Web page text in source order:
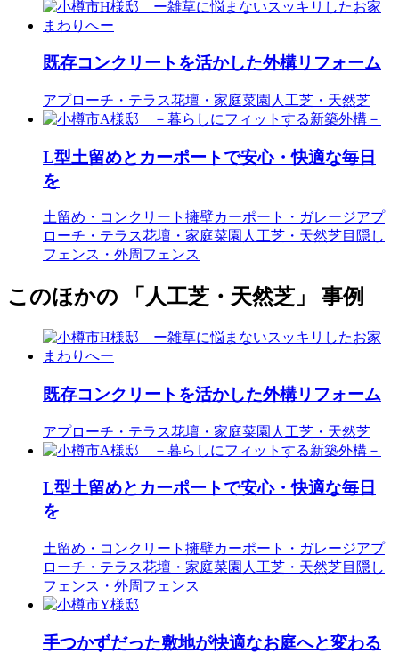
既存コンクリートを活かした外構リフォーム
アプローチ・テラス花壇・家庭菜園 人工芝・天然芝
L型土留めとカーポートで安心・快適な毎日
を
土留め・コンクリート擁壁カーポート・ガレージアプ
ローチ・テラス花壇・家庭菜園 人工芝・天然芝目隠し
フェンス・外周フェンス
このほかの 「人工芝・天然芝」 事例
既存コンクリートを活かした外構リフォーム
アプローチ・テラス花壇・家庭菜園 人工芝・天然芝
L型土留めとカーポートで安心・快適な毎日
を
土留め・コンクリート擁壁カーポート・ガレージアプ
ローチ・テラス花壇・家庭菜園 人工芝・天然芝目隠し
フェンス・外周フェンス
手つかずだった敷地が快適なお庭へと変わる